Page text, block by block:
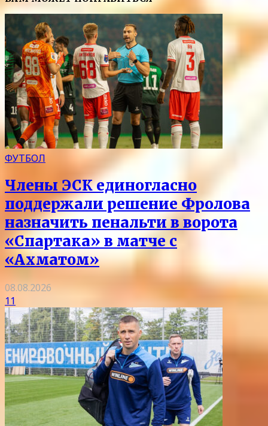
ФУТБОЛ
Члены ЭСК единогласно
поддержали решение Фролова
назначить пенальти в ворота
«Спартака» в матче с
«Ахматом»
08.08.2026
11